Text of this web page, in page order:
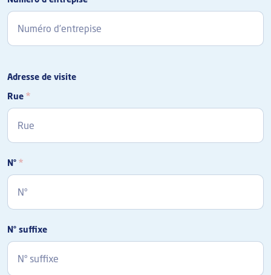
Adresse de visite
Rue
N°
N° suffixe